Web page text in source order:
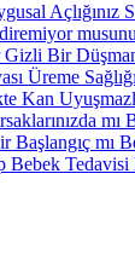
Bir
Üreme
Kan
mı
Başlangıç mı
Bebek Tedavisi